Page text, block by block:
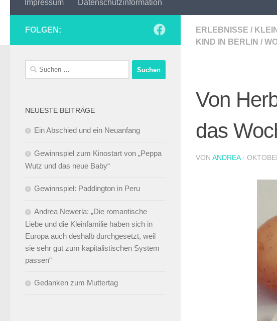
Impressum Datenschutzinformation
ERLEBNISSE /
KIND IN BERLIN /
Von
das
VON ANDREA ·
FOLGEN:
Suchen
nach:
NEUESTE BEITRÄGE
Ein Abschied und ein Neuanfang
Gewinnspiel zum Kinostart von „Peppa
Wutz und das neue Baby“
Gewinnspiel: Paddington in Peru
Andrea Newerla: „Die romantische
Liebe und die Kleinfamilie haben sich in
Europa auch deshalb durchgesetzt, weil
sie sehr gut zum kapitalistischen System
passen“
Gedanken zum Muttertag